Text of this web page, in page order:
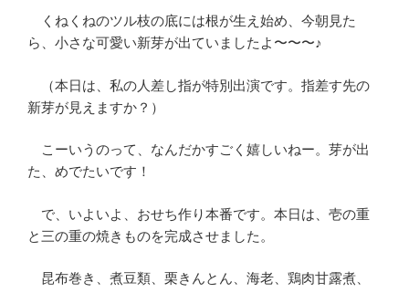
くねくねのツル枝の底には根が生え始め、今朝見た
ら、小さな可愛い新芽が出ていましたよ〜〜〜♪
（本日は、私の人差し指が特別出演です。指差す先の
新芽が見えますか？）
こーいうのって、なんだかすごく嬉しいねー。芽が出
た、めでたいです！
で、いよいよ、おせち作り本番です。本日は、壱の重
と三の重の焼きものを完成させました。
昆布巻き、煮豆類、栗きんとん、海老、鶏肉甘露煮、